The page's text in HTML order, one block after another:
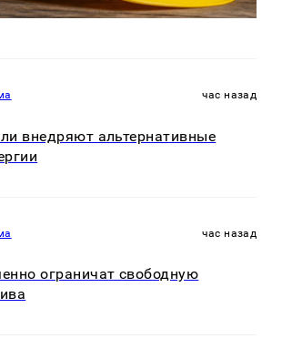
час назад
внедряют альтернативные
час назад
ограничат свободную